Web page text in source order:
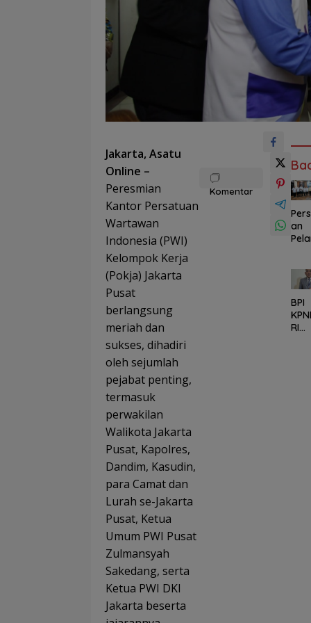
Jakarta, Asatu
Online –
Peresmian
Kantor Persatuan
Wartawan
Indonesia (PWI)
Kelompok Kerja
(Pokja) Jakarta
Pusat
berlangsung
meriah dan
sukses, dihadiri
oleh sejumlah
pejabat penting,
termasuk
perwakilan
Walikota Jakarta
Pusat, Kapolres,
Dandim, Kasudin,
para Camat dan
Lurah se-Jakarta
Pusat, Ketua
Umum PWI Pusat
Zulmansyah
Sakedang, serta
Ketua PWI DKI
Jakarta beserta
Komentar
an
n
90
BPI
RI